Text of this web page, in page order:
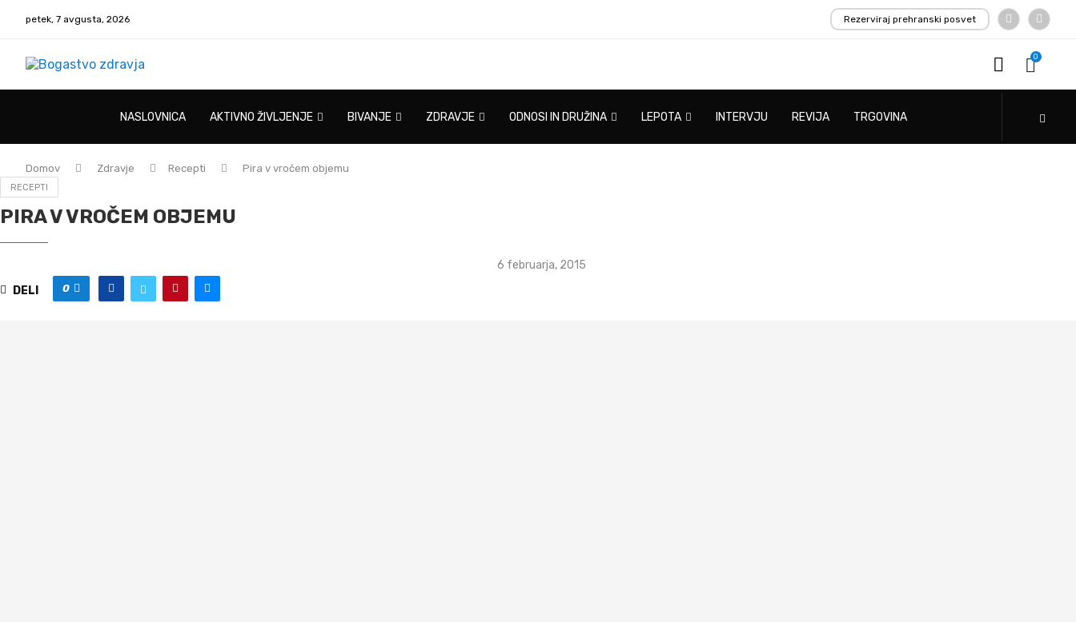
petek, 7 avgusta, 2026 Rezerviraj prehranski posvet
0
NASLOVNICA AKTIVNO ŽIVLJENJE BIVANJE ZDRAVJE ODNOSI IN DRUŽINA LEPOTA INTERVJU REVIJA TRGOVINA
Domov Zdravje Recepti Pira v vročem objemu
RECEPTI
PIRA V VROČEM OBJEMU
6 februarja, 2015
DELI
0